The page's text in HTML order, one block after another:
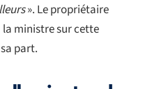
». Le propriétaire
ministre sur cette
part.